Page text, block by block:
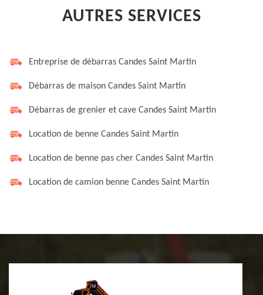
AUTRES SERVICES
Entreprise de débarras Candes Saint Martin
Débarras de maison Candes Saint Martin
Débarras de grenier et cave Candes Saint Martin
Location de benne Candes Saint Martin
Location de benne pas cher Candes Saint Martin
Location de camion benne Candes Saint Martin